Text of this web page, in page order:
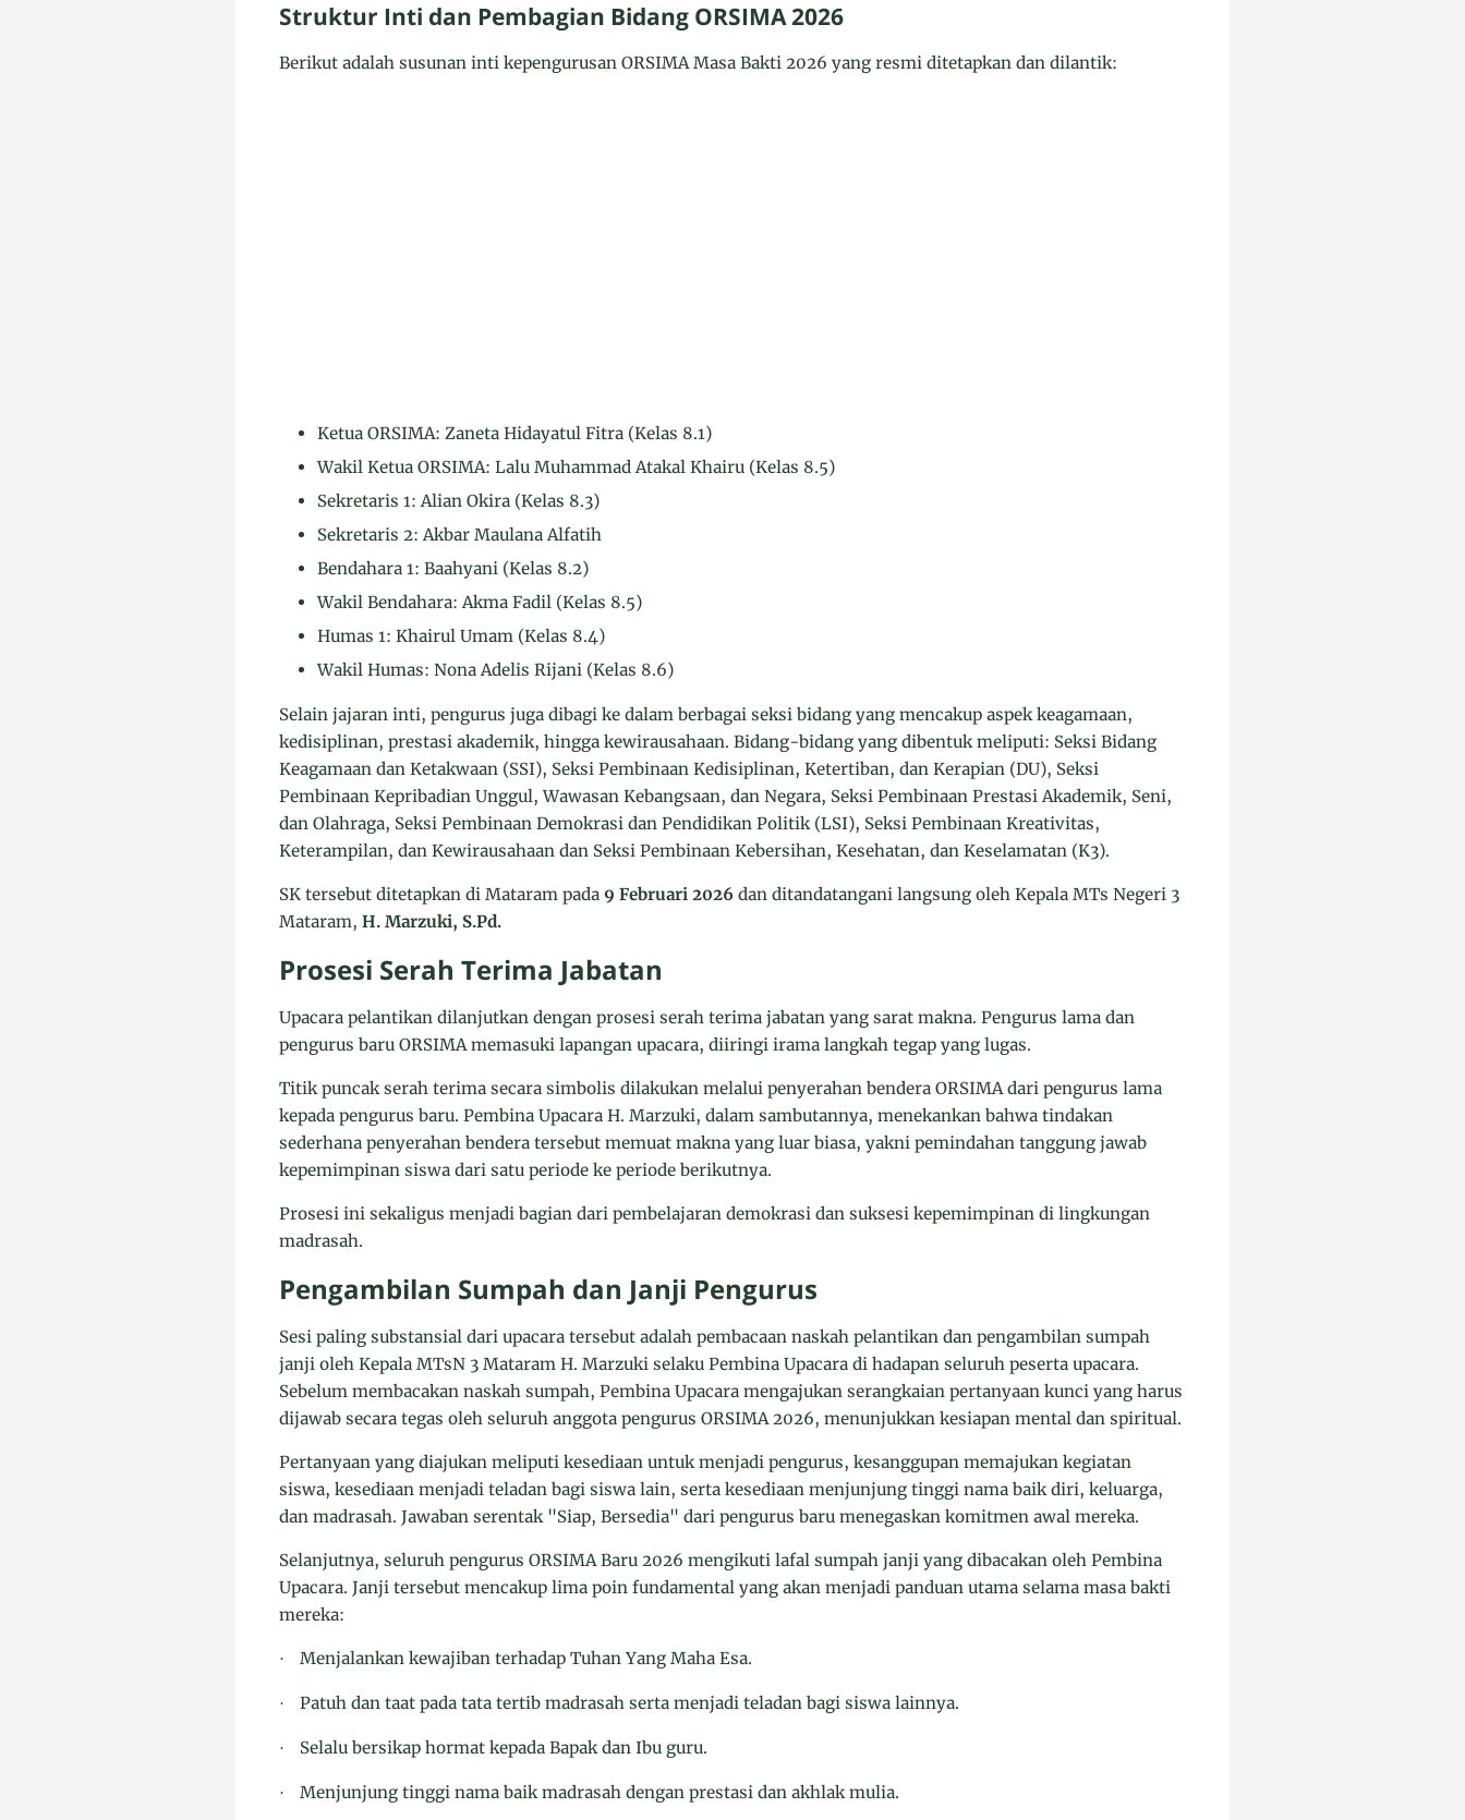
Struktur Inti dan Pembagian Bidang ORSIMA 2026
Berikut adalah susunan inti kepengurusan ORSIMA Masa Bakti 2026 yang resmi ditetapkan dan dilantik:
Ketua ORSIMA: Zaneta Hidayatul Fitra (Kelas 8.1)
Wakil Ketua ORSIMA: Lalu Muhammad Atakal Khairu (Kelas 8.5)
Sekretaris 1: Alian Okira (Kelas 8.3)
Sekretaris 2: Akbar Maulana Alfatih
Bendahara 1: Baahyani (Kelas 8.2)
Wakil Bendahara: Akma Fadil (Kelas 8.5)
Humas 1: Khairul Umam (Kelas 8.4)
Wakil Humas: Nona Adelis Rijani (Kelas 8.6)
Selain jajaran inti, pengurus juga dibagi ke dalam berbagai seksi bidang yang mencakup aspek keagamaan,
kedisiplinan, prestasi akademik, hingga kewirausahaan. Bidang-bidang yang dibentuk meliputi: Seksi Bidang
Keagamaan dan Ketakwaan (SSI), Seksi Pembinaan Kedisiplinan, Ketertiban, dan Kerapian (DU), Seksi
Pembinaan Kepribadian Unggul, Wawasan Kebangsaan, dan Negara, Seksi Pembinaan Prestasi Akademik, Seni,
dan Olahraga, Seksi Pembinaan Demokrasi dan Pendidikan Politik (LSI), Seksi Pembinaan Kreativitas,
Keterampilan, dan Kewirausahaan dan Seksi Pembinaan Kebersihan, Kesehatan, dan Keselamatan (K3).
SK tersebut ditetapkan di Mataram pada 9 Februari 2026 dan ditandatangani langsung oleh Kepala MTs Negeri 3
Mataram, H. Marzuki, S.Pd.
Prosesi Serah Terima Jabatan
Upacara pelantikan dilanjutkan dengan prosesi serah terima jabatan yang sarat makna. Pengurus lama dan
pengurus baru ORSIMA memasuki lapangan upacara, diiringi irama langkah tegap yang lugas.
Titik puncak serah terima secara simbolis dilakukan melalui penyerahan bendera ORSIMA dari pengurus lama
kepada pengurus baru. Pembina Upacara H. Marzuki, dalam sambutannya, menekankan bahwa tindakan
sederhana penyerahan bendera tersebut memuat makna yang luar biasa, yakni pemindahan tanggung jawab
kepemimpinan siswa dari satu periode ke periode berikutnya.
Prosesi ini sekaligus menjadi bagian dari pembelajaran demokrasi dan suksesi kepemimpinan di lingkungan
madrasah.
Pengambilan Sumpah dan Janji Pengurus
Sesi paling substansial dari upacara tersebut adalah pembacaan naskah pelantikan dan pengambilan sumpah
janji oleh Kepala MTsN 3 Mataram H. Marzuki selaku Pembina Upacara di hadapan seluruh peserta upacara.
Sebelum membacakan naskah sumpah, Pembina Upacara mengajukan serangkaian pertanyaan kunci yang harus
dijawab secara tegas oleh seluruh anggota pengurus ORSIMA 2026, menunjukkan kesiapan mental dan spiritual.
Pertanyaan yang diajukan meliputi kesediaan untuk menjadi pengurus, kesanggupan memajukan kegiatan
siswa, kesediaan menjadi teladan bagi siswa lain, serta kesediaan menjunjung tinggi nama baik diri, keluarga,
dan madrasah. Jawaban serentak "Siap, Bersedia" dari pengurus baru menegaskan komitmen awal mereka.
Selanjutnya, seluruh pengurus ORSIMA Baru 2026 mengikuti lafal sumpah janji yang dibacakan oleh Pembina
Upacara. Janji tersebut mencakup lima poin fundamental yang akan menjadi panduan utama selama masa bakti
mereka:
· Menjalankan kewajiban terhadap Tuhan Yang Maha Esa.
· Patuh dan taat pada tata tertib madrasah serta menjadi teladan bagi siswa lainnya.
· Selalu bersikap hormat kepada Bapak dan Ibu guru.
· Menjunjung tinggi nama baik madrasah dengan prestasi dan akhlak mulia.